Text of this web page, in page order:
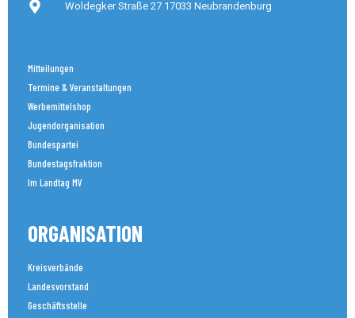
Woldegker Straße 27 17033 Neubrandenburg
Mitteilungen
Termine & Veranstaltungen
Werbemittelshop
Jugendorganisation
Bundespartei
Bundestagsfraktion
Im Landtag MV
ORGANISATION
Kreisverbände
Landesvorstand
Geschäftsstelle